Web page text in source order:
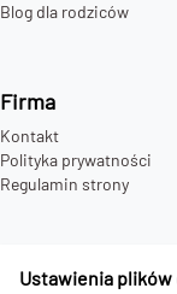
Ustawienia
Blog dla rodziców
Firma
Kontakt
Polityka prywatności
Regulamin strony